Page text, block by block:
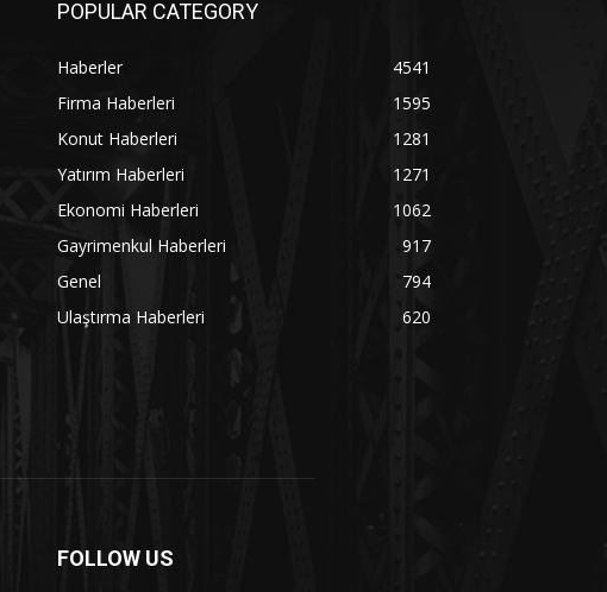
POPULAR CATEGORY
Haberler
4541
Firma Haberleri
1595
Konut Haberleri
1281
Yatırım Haberleri
1271
Ekonomi Haberleri
1062
Gayrimenkul Haberleri
917
Genel
794
Ulaştırma Haberleri
620
FOLLOW US